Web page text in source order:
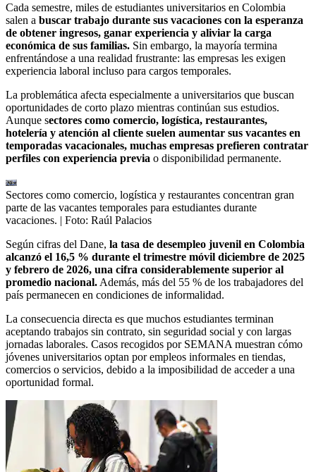
Cada semestre, miles de estudiantes universitarios en Colombia
salen a buscar trabajo durante sus vacaciones con la esperanza
de obtener ingresos, ganar experiencia y aliviar la carga
económica de sus familias. Sin embargo, la mayoría termina
enfrentándose a una realidad frustrante: las empresas les exigen
experiencia laboral incluso para cargos temporales.
La problemática afecta especialmente a universitarios que buscan
oportunidades de corto plazo mientras continúan sus estudios.
Aunque sectores como comercio, logística, restaurantes,
hotelería y atención al cliente suelen aumentar sus vacantes en
temporadas vacacionales, muchas empresas prefieren contratar
perfiles con experiencia previa o disponibilidad permanente.
Sectores como comercio, logística y restaurantes concentran gran
parte de las vacantes temporales para estudiantes durante
vacaciones. | Foto: Raúl Palacios
Según cifras del Dane, la tasa de desempleo juvenil en Colombia
alcanzó el 16,5 % durante el trimestre móvil diciembre de 2025
y febrero de 2026, una cifra considerablemente superior al
promedio nacional. Además, más del 55 % de los trabajadores del
país permanecen en condiciones de informalidad.
La consecuencia directa es que muchos estudiantes terminan
aceptando trabajos sin contrato, sin seguridad social y con largas
jornadas laborales. Casos recogidos por SEMANA muestran cómo
jóvenes universitarios optan por empleos informales en tiendas,
comercios o servicios, debido a la imposibilidad de acceder a una
oportunidad formal.